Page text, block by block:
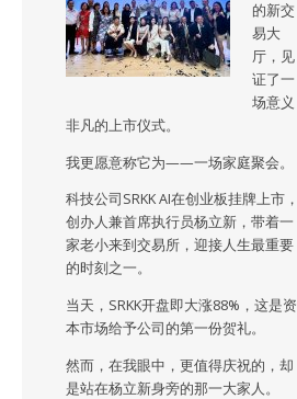
的新交
易大
厅，见
证了一
场意义
非凡的上市仪式。
我更愿意称它为——一场家庭聚会。
科技公司SRKK AI在创业板挂牌上市，
创办人兼首席执行员杨立新，带着一
家老小来到交易所，迎接人生最重要
的时刻之一。
当天，SRKK开盘即大涨88%，这是资
本市场给予公司的第一份贺礼。
然而，在我眼中，更值得庆祝的，却
是站在杨立新身旁的那一大家人。